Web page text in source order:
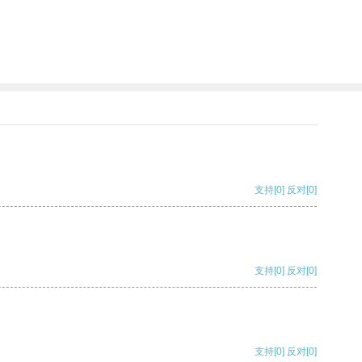
支持[0] 反对[0]
支持[0] 反对[0]
支持[0] 反对[0]